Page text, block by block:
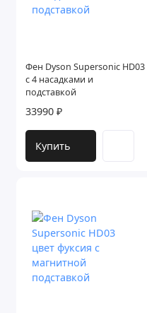
Фен Dyson Supersonic HD03
с 4 насадками и
подставкой
33990 ₽
Купить